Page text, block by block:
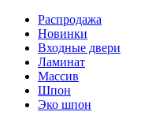
Распродажа
Новинки
Входные двери
Ламинат
Массив
Шпон
Эко шпон